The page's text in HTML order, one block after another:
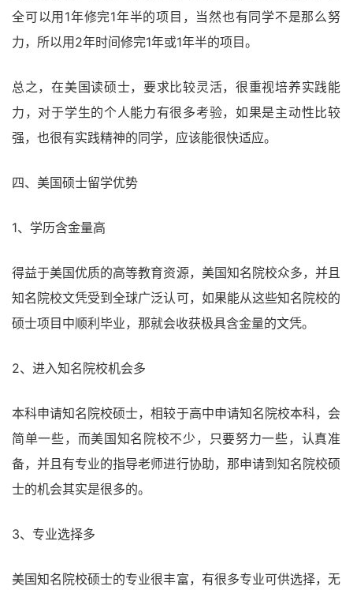
全可以用1年修完1年半的项目，当然也有同学不是那么努
力，所以用2年时间修完1年或1年半的项目。
总之，在美国读硕士，要求比较灵活，很重视培养实践能
力，对于学生的个人能力有很多考验，如果是主动性比较
强，也很有实践精神的同学，应该能很快适应。
四、美国硕士留学优势
1、学历含金量高
得益于美国优质的高等教育资源，美国知名院校众多，并且
知名院校文凭受到全球广泛认可，如果能从这些知名院校的
硕士项目中顺利毕业，那就会收获极具含金量的文凭。
2、进入知名院校机会多
本科申请知名院校硕士，相较于高中申请知名院校本科，会
简单一些，而美国知名院校不少，只要努力一些，认真准
备，并且有专业的指导老师进行协助，那申请到知名院校硕
士的机会其实是很多的。
3、专业选择多
美国知名院校硕士的专业很丰富，有很多专业可供选择，无